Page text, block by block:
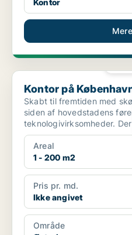
Kontor
Kontor på København Ø
Kontor på
Skabt til fremtiden med
siden af hovedstadens
teknologivirksomheder.
centrum fra Lyngbyvej 20
Areal
1 - 200 m2
Pris pr. md.
Ikke angivet
Område